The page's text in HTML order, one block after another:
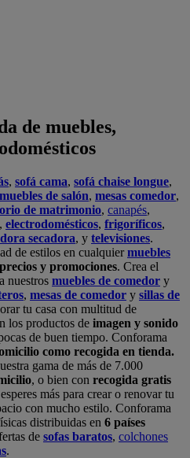
de muebles,
, sofá cama, sofá chaise longue,
muebles de salón, mesas comedor,
de matrimonio, canapés,
, electrodomésticos, frigoríficos,
secadora, y televisiones.
de estilos en cualquiermuebles
y promociones. Crea el
nuestros muebles de comedor y
, mesas de comedor y sillas de
tu casa con multitud de
los productos de imagen y sonido
de buen tiempo. Conforama
como recogida en tienda.
gama de más de 7.000
, o bien con recogida gratis
más para crear o renovar tu
con mucho estilo. Conforama
distribuidas en 6 países
de sofas baratos, colchones
.